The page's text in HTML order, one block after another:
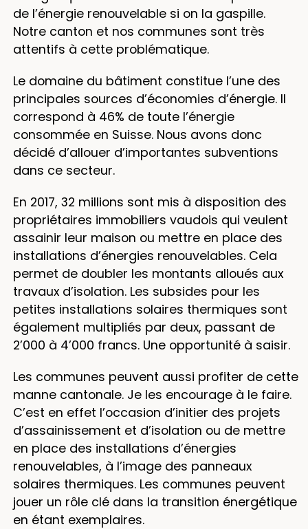
de l’énergie renouvelable si on la gaspille.
Notre canton et nos communes sont très
attentifs à cette problématique.
Le domaine du bâtiment constitue l’une des
principales sources d’économies d’énergie. Il
correspond à 46% de toute l’énergie
consommée en Suisse. Nous avons donc
décidé d’allouer d’importantes subventions
dans ce secteur.
En 2017, 32 millions sont mis à disposition des
propriétaires immobiliers vaudois qui veulent
assainir leur maison ou mettre en place des
installations d’énergies renouvelables. Cela
permet de doubler les montants alloués aux
travaux d’isolation. Les subsides pour les
petites installations solaires thermiques sont
également multipliés par deux, passant de
2’000 à 4’000 francs. Une opportunité à saisir.
Les communes peuvent aussi profiter de cette
manne cantonale. Je les encourage à le faire.
C’est en effet l’occasion d’initier des projets
d’assainissement et d’isolation ou de mettre
en place des installations d’énergies
renouvelables, à l’image des panneaux
solaires thermiques. Les communes peuvent
jouer un rôle clé dans la transition énergétique
en étant exemplaires.